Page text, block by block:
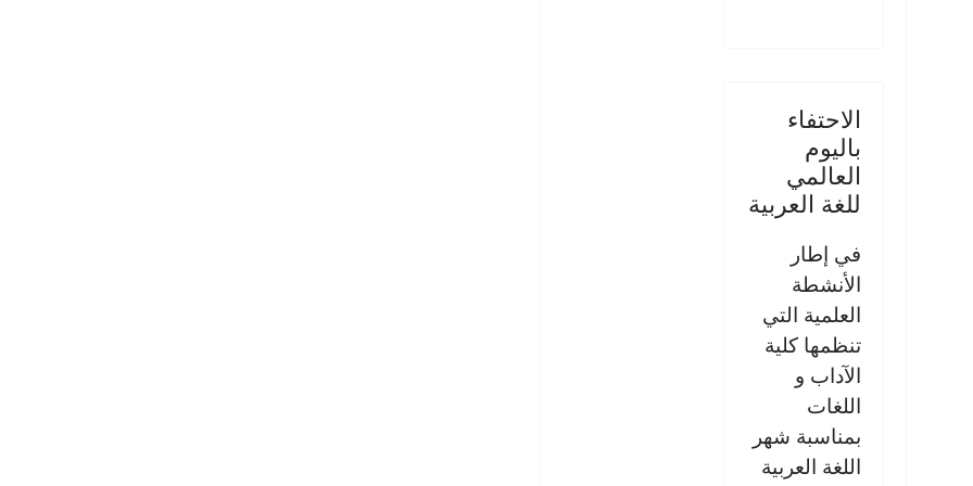
الاحتفاء
باليوم
العالمي
للغة العربية
في إطار
الأنشطة
العلمية التي
تنظمها كلية
الآداب و
اللغات
بمناسبة شهر
اللغة العربية